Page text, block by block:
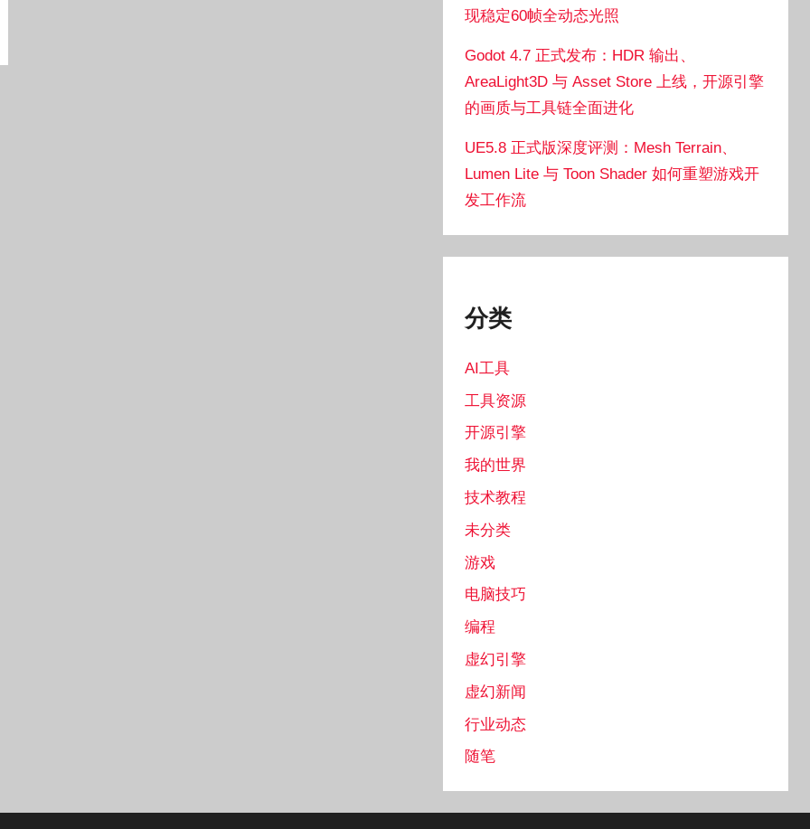
现稳定60帧全动态光照
Godot 4.7 正式发布：HDR 输出、
AreaLight3D 与 Asset Store 上线，开源引擎
的画质与工具链全面进化
UE5.8 正式版深度评测：Mesh Terrain、
Lumen Lite 与 Toon Shader 如何重塑游戏开
发工作流
分类
AI工具
工具资源
开源引擎
我的世界
技术教程
未分类
游戏
电脑技巧
编程
虚幻引擎
虚幻新闻
行业动态
随笔